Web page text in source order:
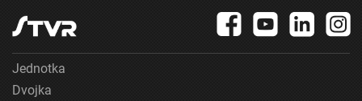
Jednotka
Dvojka